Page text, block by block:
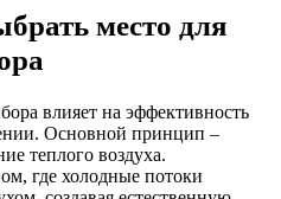
место для
влияет на эффективность
Основной принцип –
теплого воздуха.
где холодные потоки